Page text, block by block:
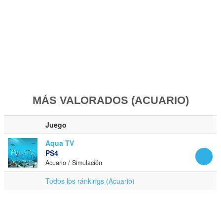
MÁS VALORADOS (ACUARIO)
Juego
Aqua TV
PS4
Acuario / Simulación
Todos los ránkings (Acuario)